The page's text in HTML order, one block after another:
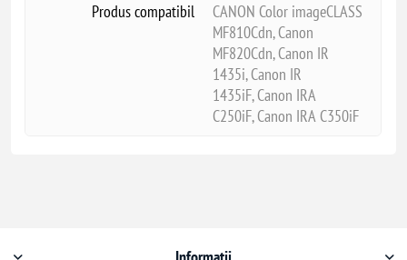
Produs compatibil
CANON Color imageCLASS
MF810Cdn, Canon
MF820Cdn, Canon IR
1435i, Canon IR
1435iF, Canon IRA
C250iF, Canon IRA C350iF